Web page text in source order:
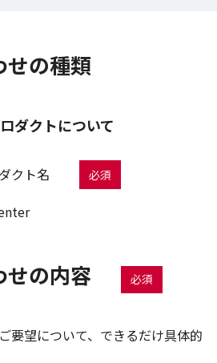
せの種類
ダクトについて
クト名 必須
せの内容 必須
要望について、できるだけ具体的